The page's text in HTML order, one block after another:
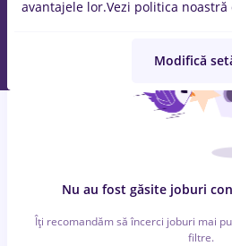
Nu au fost găsite joburi
Îți recomandăm să încerci joburi mai
filtre.
avantajele lor.Vezi politica noastră
Modifică